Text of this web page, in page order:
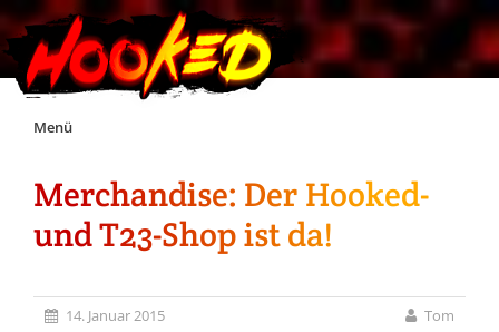
Skip
Menü
Unterstützt Hooked!
Exklusiv für Supporter*innen
Impressum
Merchandise: Der Hooked-
und T23-Shop ist da!
14. Januar 2015 Tom